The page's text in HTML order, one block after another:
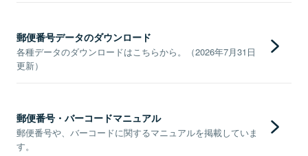
郵便番号データのダウンロード
各種データのダウンロードはこちらから。（2026年7月31日
更新）
郵便番号・バーコードマニュアル
郵便番号や、バーコードに関するマニュアルを掲載していま
す。